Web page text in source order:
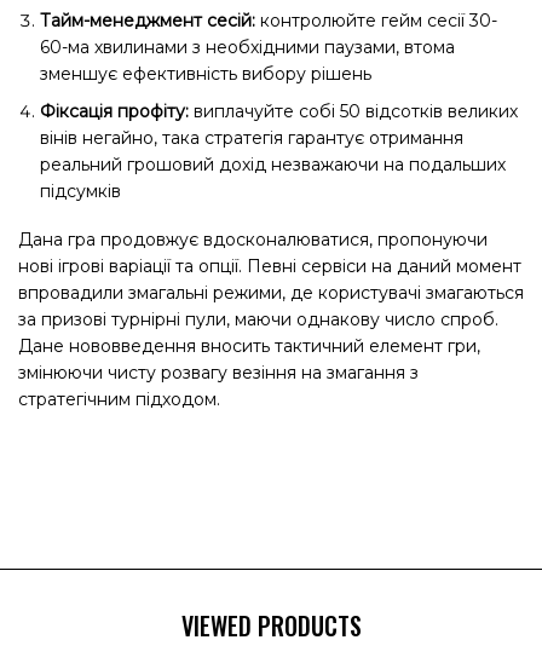
Тайм-менеджмент сесій: контролюйте гейм сесії 30-
60-ма хвилинами з необхідними паузами, втома
зменшує ефективність вибору рішень
Фіксація профіту: виплачуйте собі 50 відсотків великих
вінів негайно, така стратегія гарантує отримання
реальний грошовий дохід незважаючи на подальших
підсумків
Дана гра продовжує вдосконалюватися, пропонуючи
нові ігрові варіації та опції. Певні сервіси на даний момент
впровадили змагальні режими, де користувачі змагаються
за призові турнірні пули, маючи однакову число спроб.
Дане нововведення вносить тактичний елемент гри,
змінюючи чисту розвагу везіння на змагання з
стратегічним підходом.
VIEWED PRODUCTS